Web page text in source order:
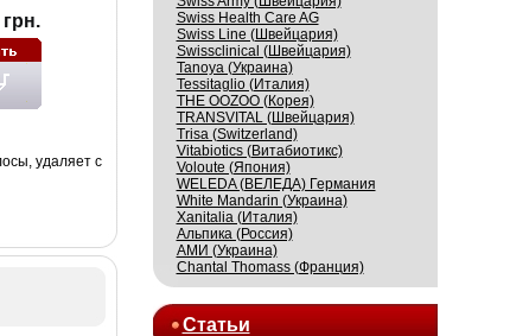
удаляет с
Swiss Health Care AG
Swiss Line (Швейцария)
Swissсlinical (Швейцария)
Tanoya (Украина)
Tessitaglio (Италия)
THE OOZOO (Корея)
TRANSVITAL (Швейцария)
Trisa (Switzerland)
Vitabiotics (Витабиотикс)
Voloute (Япония)
WELEDA (ВЕЛЕДА) Германия
White Mandarin (Украина)
Xanitalia (Италия)
Альпика (Россия)
АМИ (Украина)
Сhantal Thomass (Франция)
Статьи